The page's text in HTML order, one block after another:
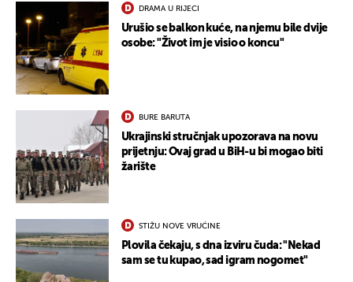
DRAMA U RIJECI
Urušio se balkon kuće, na njemu bile dvije
osobe: "Život im je visio o koncu"
BURE BARUTA
Ukrajinski stručnjak upozorava na novu
prijetnju: Ovaj grad u BiH-u bi mogao biti
žarište
STIŽU NOVE VRUĆINE
Plovila čekaju, s dna izviru čuda: "Nekad
sam se tu kupao, sad igram nogomet"